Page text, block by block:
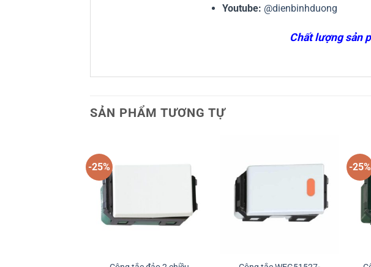
Youtube: @dienbinhduong
Chất lượng sản
SẢN PHẨM TƯƠNG TỰ
-25% -25%